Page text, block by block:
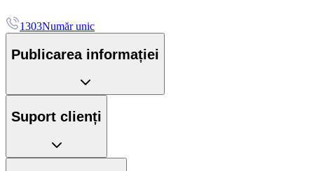
1303Număr unic
Publicarea informației
Suport clienți